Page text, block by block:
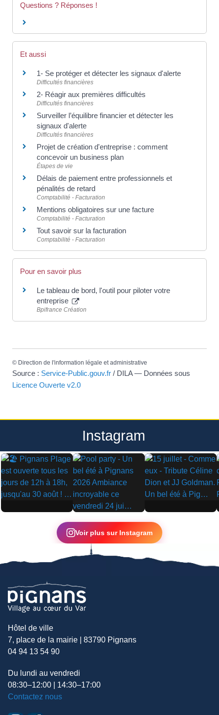
Questions ? Réponses !
Et aussi
1- Se protéger et détecter les signaux d'alerte
Difficultés financières
2- Réagir aux premières difficultés
Difficultés financières
Surveiller l’équilibre financier et détecter les
signaux d'alerte
Difficultés financières
Projet de création d'entreprise : comment
concevoir un business plan
Étapes de vie
Délais de paiement entre professionnels et
pénalités de retard
Comptabilité - Facturation
Mentions obligatoires sur une facture
Comptabilité - Facturation
Tout savoir sur la facturation
Comptabilité - Facturation
Pour en savoir plus
Le tableau de bord, l'outil pour piloter votre
entreprise
Bpifrance Création
© Direction de l'information légale et administrative
Source : Service-Public.gouv.fr / DILA — Données sous
Licence Ouverte v2.0
Instagram
▶
▶
▶
Voir plus sur Instagram
Hôtel de ville
7, place de la mairie | 83790 Pignans
04 94 13 54 90
Du lundi au vendredi
08:30–12:00 | 14:30–17:00
Contactez nous